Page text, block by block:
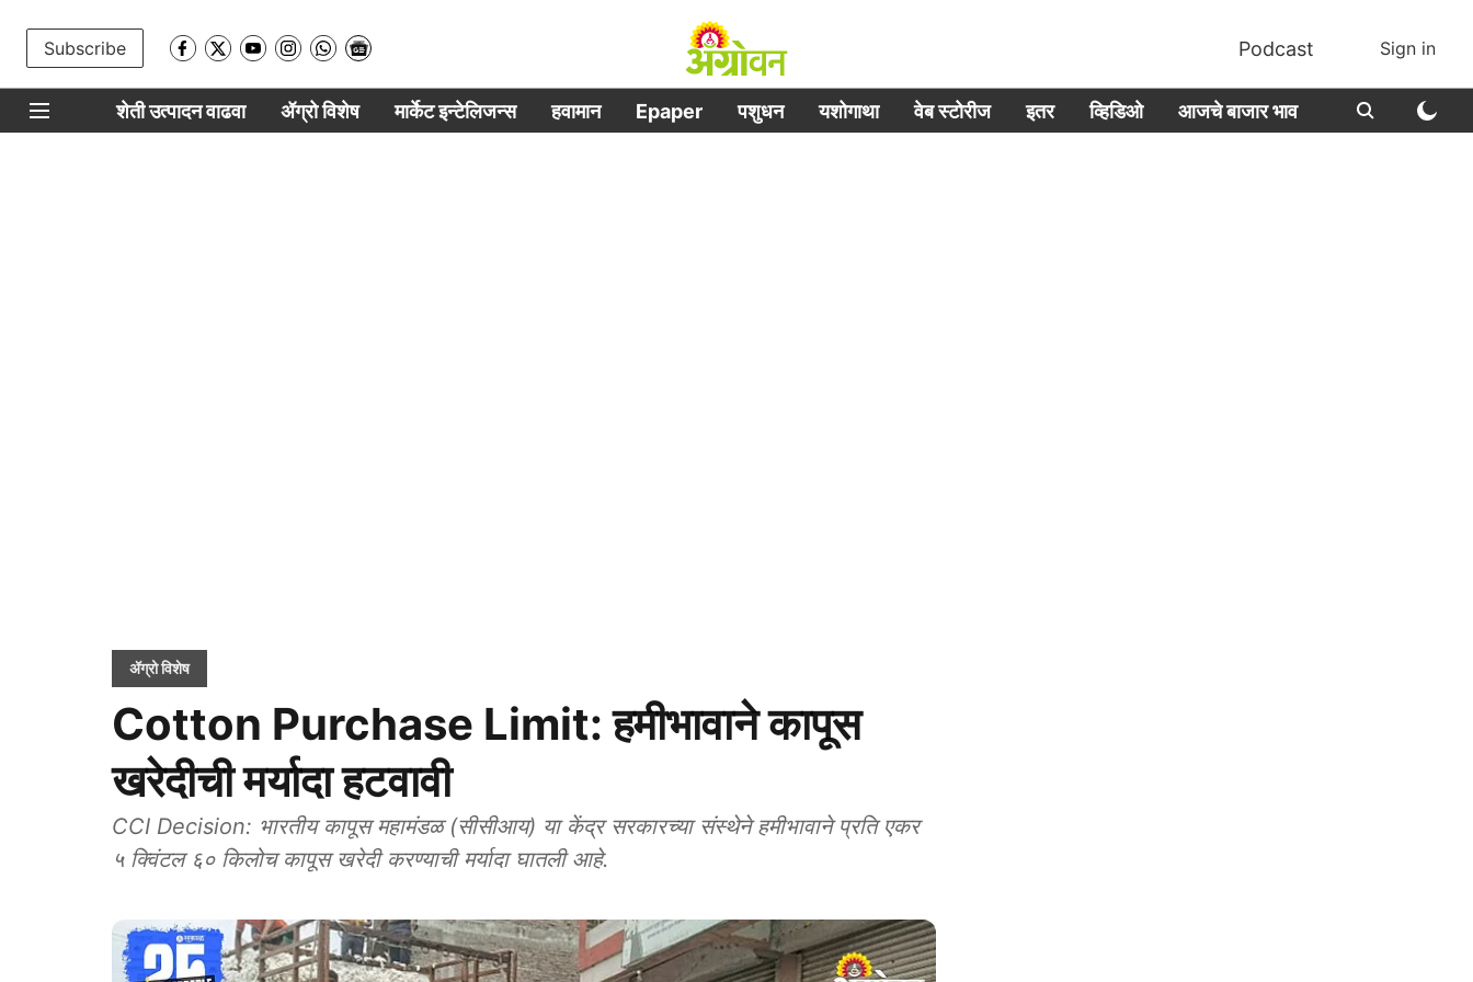
Subscribe Podcast Sign in
शेती उत्पादन वाढवा ॲग्रो विशेष मार्केट इन्टेलिजन्स हवामान Epaper पशुधन यशोगाथा वेब स्टोरीज इतर व्हिडिओ आजचे बाजार भाव
ॲग्रो विशेष
Cotton Purchase Limit: हमीभावाने कापूस
खरेदीची मर्यादा हटवावी
CCI Decision: भारतीय कापूस महामंडळ (सीसीआय) या केंद्र सरकारच्या संस्थेने हमीभावाने प्रति एकर
५ क्विंटल ६० किलोच कापूस खरेदी करण्याची मर्यादा घातली आहे.